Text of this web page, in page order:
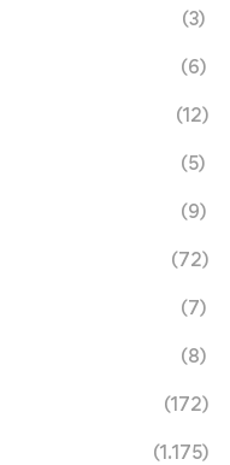
(3)
(6)
(12)
(5)
(9)
(72)
(7)
(8)
(172)
(1.175)